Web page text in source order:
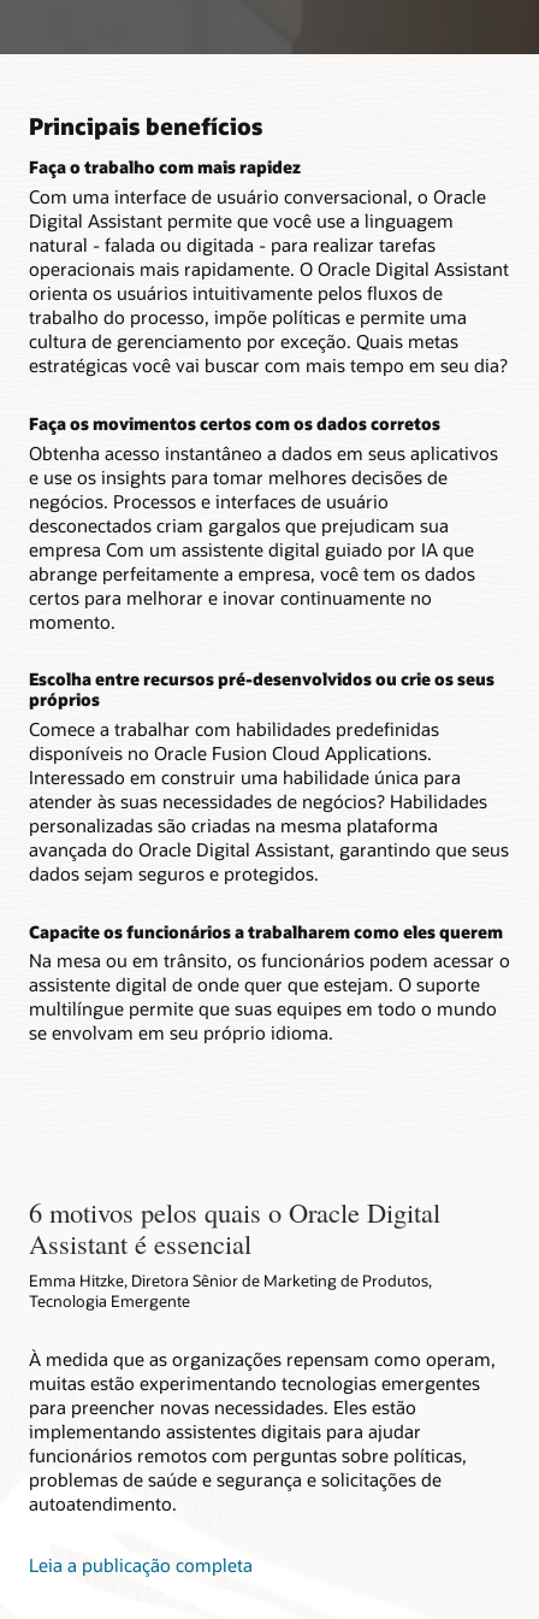
Principais benefícios
Faça o trabalho com mais rapidez
Com uma interface de usuário conversacional, o Oracle
Digital Assistant permite que você use a linguagem
natural - falada ou digitada - para realizar tarefas
operacionais mais rapidamente. O Oracle Digital Assistant
orienta os usuários intuitivamente pelos fluxos de
trabalho do processo, impõe políticas e permite uma
cultura de gerenciamento por exceção. Quais metas
estratégicas você vai buscar com mais tempo em seu dia?
Faça os movimentos certos com os dados corretos
Obtenha acesso instantâneo a dados em seus aplicativos
e use os insights para tomar melhores decisões de
negócios. Processos e interfaces de usuário
desconectados criam gargalos que prejudicam sua
empresa Com um assistente digital guiado por IA que
abrange perfeitamente a empresa, você tem os dados
certos para melhorar e inovar continuamente no
momento.
Escolha entre recursos pré-desenvolvidos ou crie os seus
próprios
Comece a trabalhar com habilidades predefinidas
disponíveis no Oracle Fusion Cloud Applications.
Interessado em construir uma habilidade única para
atender às suas necessidades de negócios? Habilidades
personalizadas são criadas na mesma plataforma
avançada do Oracle Digital Assistant, garantindo que seus
dados sejam seguros e protegidos.
Capacite os funcionários a trabalharem como eles querem
Na mesa ou em trânsito, os funcionários podem acessar o
assistente digital de onde quer que estejam. O suporte
multilíngue permite que suas equipes em todo o mundo
se envolvam em seu próprio idioma.
6 motivos pelos quais o Oracle Digital
Assistant é essencial
Emma Hitzke, Diretora Sênior de Marketing de Produtos,
Tecnologia Emergente
À medida que as organizações repensam como operam,
muitas estão experimentando tecnologias emergentes
para preencher novas necessidades. Eles estão
implementando assistentes digitais para ajudar
funcionários remotos com perguntas sobre políticas,
problemas de saúde e segurança e solicitações de
autoatendimento.
Leia a publicação completa